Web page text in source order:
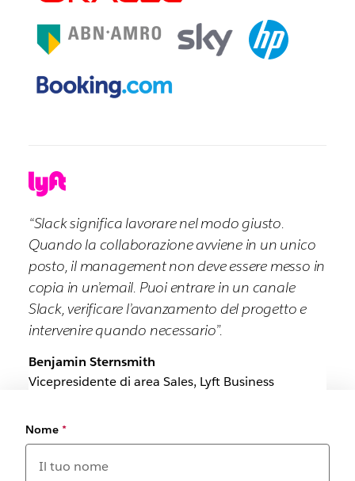
“Slack significa lavorare nel modo giusto.
Quando la collaborazione avviene in un unico
posto, il management non deve essere messo in
copia in un’email. Puoi entrare in un canale
Slack, verificare l’avanzamento del progetto e
intervenire quando necessario”.
Benjamin Sternsmith
Vicepresidente di area Sales, Lyft Business
Nome *